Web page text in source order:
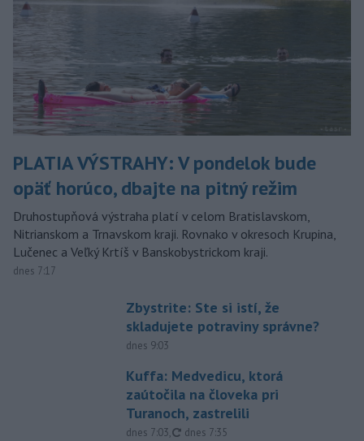
PLATIA VÝSTRAHY: V pondelok bude
opäť horúco, dbajte na pitný režim
Druhostupňová výstraha platí v celom Bratislavskom,
Nitrianskom a Trnavskom kraji. Rovnako v okresoch Krupina,
Lučenec a Veľký Krtíš v Banskobystrickom kraji.
dnes 7:17
Zbystrite: Ste si istí, že
skladujete potraviny správne?
dnes 9:03
Kuffa: Medvedicu, ktorá
zaútočila na človeka pri
Turanoch, zastrelili
dnes 7:03, aktualizované
dnes 7:35